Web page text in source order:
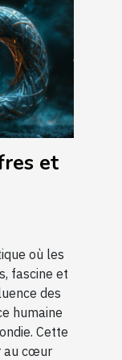
et
où les
fascine et
des
humaine
Cette
au cœur